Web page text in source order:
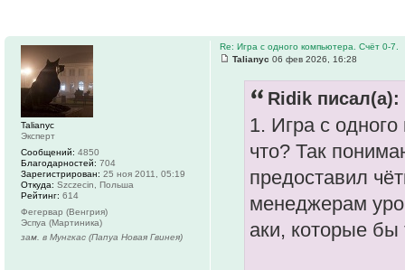
Re: Игра с одного компьютера. Счёт 0-7.
Talianyc 06 фев 2026, 16:28
Ridik писал(а):
1. Игра с
что? Так
предоставил
менеджерам
аки, которые бы
Talianyc
Эксперт
Сообщений: 4850
Благодарностей: 704
Зарегистрирован: 25 ноя 2011, 05:19
Откуда: Szczecin, Польша
Рейтинг: 614
Фегервар (Венгрия)
Эспуа (Мартиника)
зам. в Мунгкас (Папуа Новая Гвинея)